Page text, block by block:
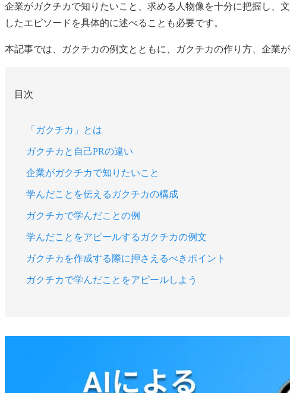
企業がガクチカで知りたいこと、求める人物像を十分に把握し、
したエピソードを具体的に述べることも必要です。
本記事では、ガクチカの例文とともに、ガクチカの作り方、企業
目次
「ガクチカ」とは
ガクチカと自己PRの違い
企業がガクチカで知りたいこと
学んだことを伝えるガクチカの構成
ガクチカで学んだことの例
学んだことをアピールするガクチカの例文
ガクチカを作成する際に押さえるべきポイント
ガクチカで学んだことをアピールしよう